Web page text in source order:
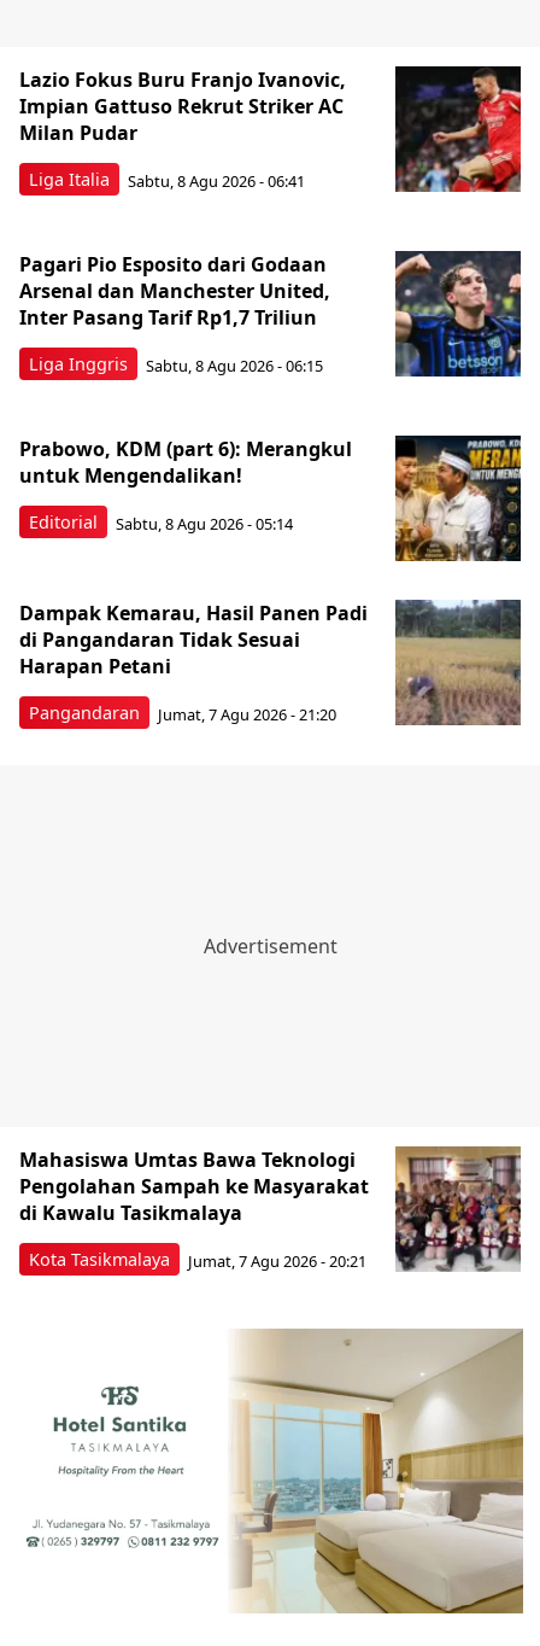
Liga Italia
Lazio Fokus Buru Franjo Ivanovic,
Impian Gattuso Rekrut Striker AC
Milan Pudar
Sabtu, 8 Agu 2026 - 06:41
Liga Inggris
Pagari Pio Esposito dari Godaan
Arsenal dan Manchester United,
Inter Pasang Tarif Rp1,7 Triliun
Sabtu, 8 Agu 2026 - 06:15
Editorial
Prabowo, KDM (part 6): Merangkul
untuk Mengendalikan!
Sabtu, 8 Agu 2026 - 05:14
Pangandaran
Dampak Kemarau, Hasil Panen Padi
di Pangandaran Tidak Sesuai
Harapan Petani
Jumat, 7 Agu 2026 - 21:20
Kota Tasikmalaya
Mahasiswa Umtas Bawa Teknologi
Pengolahan Sampah ke Masyarakat
di Kawalu Tasikmalaya
Jumat, 7 Agu 2026 - 20:21